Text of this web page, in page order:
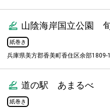
山陰海岸国立公園
紙巻き
兵庫県美方郡香美町香住区余部1809-1
道の駅 あまるべ
紙巻き